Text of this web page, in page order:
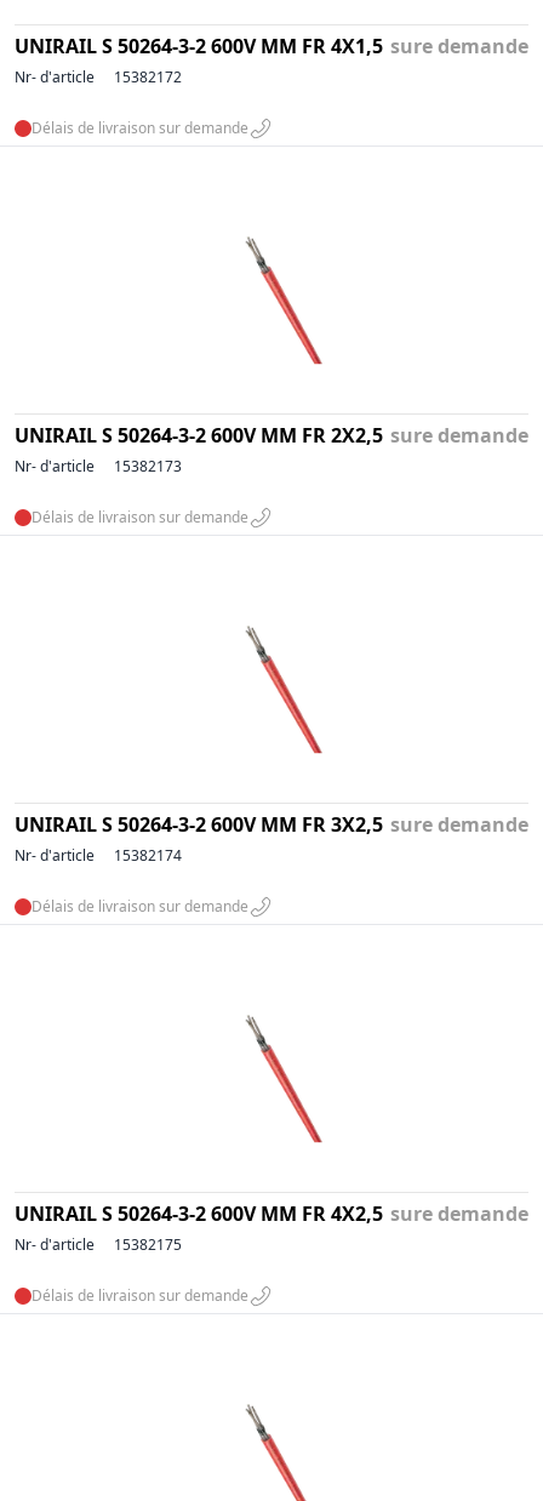
UNIRAIL S 50264-3-2 600V MM FR 4X1,5 sure demande
Nr- d'article 15382172
Délais de livraison sur demande
UNIRAIL S 50264-3-2 600V MM FR 2X2,5 sure demande
Nr- d'article 15382173
Délais de livraison sur demande
UNIRAIL S 50264-3-2 600V MM FR 3X2,5 sure demande
Nr- d'article 15382174
Délais de livraison sur demande
UNIRAIL S 50264-3-2 600V MM FR 4X2,5 sure demande
Nr- d'article 15382175
Délais de livraison sur demande